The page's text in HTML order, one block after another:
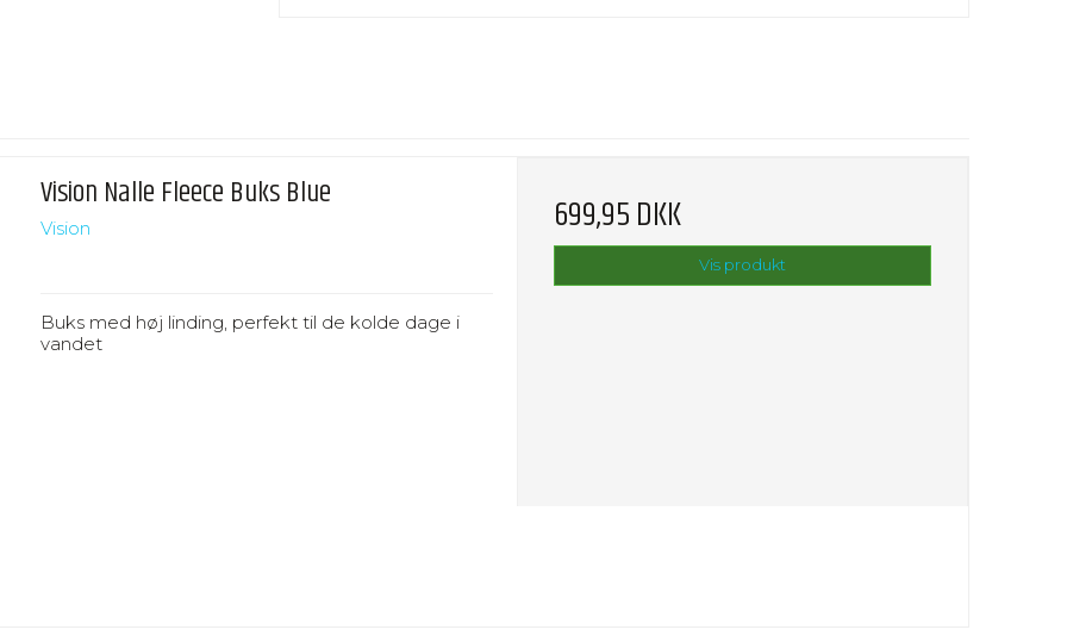
Vision Nalle Fleece Buks Blue
Vision
Buks med høj linding, perfekt til de kolde dage i
vandet
699,95 DKK
Vis produkt